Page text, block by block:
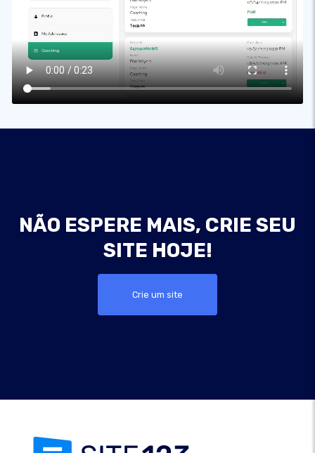
NÃO ESPERE MAIS, CRIE SEU
SITE HOJE!
Crie um site